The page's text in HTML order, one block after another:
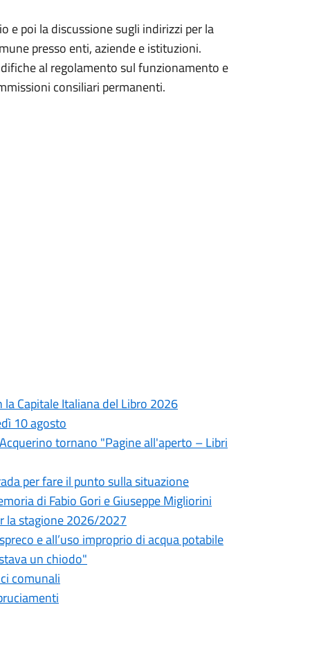
poi la discussione sugli indirizzi per la
presso enti, aziende e istituzioni.
al regolamento sul funzionamento e
consiliari permanenti.
Capitale Italiana del Libro 2026
10 agosto
tornano "Pagine all'aperto – Libri
per fare il punto sulla situazione
di Fabio Gori e Giuseppe Migliorini
la stagione 2026/2027
e all’uso improprio di acqua potabile
un chiodo"
comunali